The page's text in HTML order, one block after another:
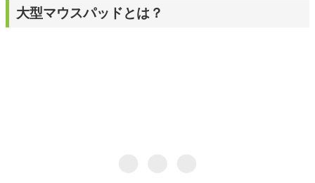
大型マウスパッドとは？